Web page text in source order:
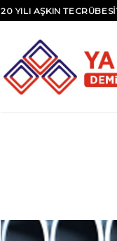
20 YILI AŞKIN